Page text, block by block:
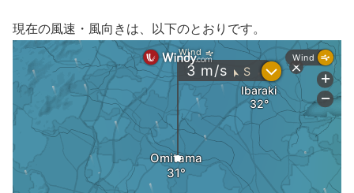
現在の風速・風向きは、以下のとおりです。